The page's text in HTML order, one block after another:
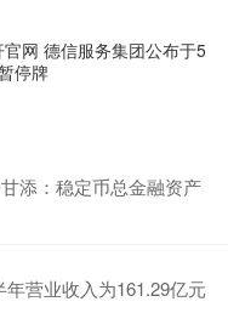
网 德信服务集团公布于5
停牌
添：稳定币总金融资产
营业收入为161.29亿元